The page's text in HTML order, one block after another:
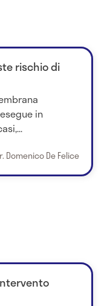
rischio di
in
Domenico De Felice